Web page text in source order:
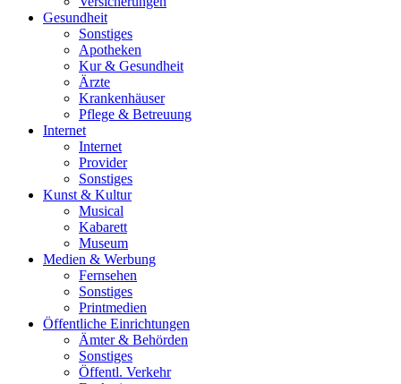
Gesundheit
Sonstiges
Apotheken
Kur & Gesundheit
Ärzte
Krankenhäuser
Pflege & Betreuung
Internet
Internet
Provider
Sonstiges
Kunst & Kultur
Musical
Kabarett
Museum
Medien & Werbung
Fernsehen
Sonstiges
Printmedien
Öffentliche Einrichtungen
Ämter & Behörden
Sonstiges
Öffentl. Verkehr